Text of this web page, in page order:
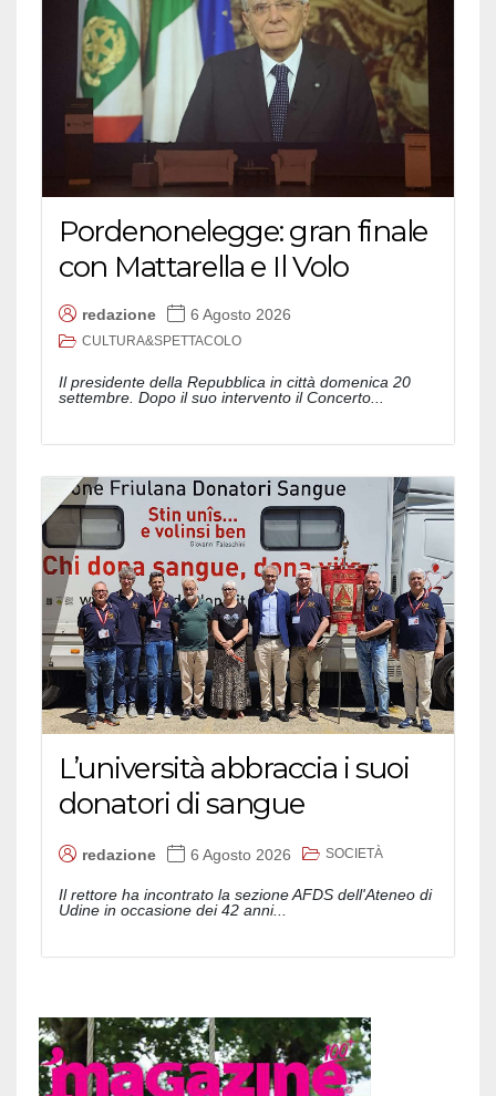
Pordenonelegge: gran finale
con Mattarella e Il Volo
redazione 6 Agosto 2026
CULTURA&SPETTACOLO
Il presidente della Repubblica in città domenica 20
settembre. Dopo il suo intervento il Concerto...
L’università abbraccia i suoi
donatori di sangue
redazione 6 Agosto 2026 SOCIETÀ
Il rettore ha incontrato la sezione AFDS dell'Ateneo di
Udine in occasione dei 42 anni...